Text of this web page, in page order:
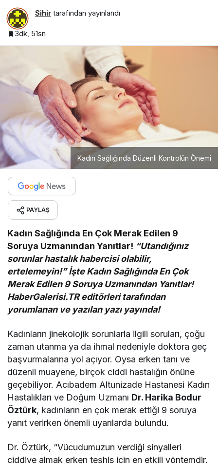
Sihir tarafından yayınlandı
3dk, 51sn
Kadın Sağlığında Düzenli Kontrolün Önemi
PAYLAŞ
Kadın Sağlığında En Çok Merak Edilen 9
Soruya Uzmanından Yanıtlar! “Utandığınız
sorunlar hastalık habercisi olabilir,
ertelemeyin!” İşte Kadın Sağlığında En Çok
Merak Edilen 9 Soruya Uzmanından Yanıtlar!
HaberGalerisi.TR editörleri tarafından
yorumlanan ve yazılan yazı yayında!
Kadınların jinekolojik sorunlarla ilgili soruları, çoğu
zaman utanma ya da ihmal nedeniyle doktora geç
başvurmalarına yol açıyor. Oysa erken tanı ve
düzenli muayene, birçok ciddi hastalığın önüne
geçebiliyor. Acıbadem Altunizade Hastanesi Kadın
Hastalıkları ve Doğum Uzmanı Dr. Harika Bodur
Öztürk, kadınların en çok merak ettiği 9 soruya
yanıt verirken önemli uyarılarda bulundu.
Dr. Öztürk, “Vücudumuzun verdiği sinyalleri
ciddiye almak erken teşhis için en etkili yöntemdir.